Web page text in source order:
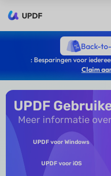
UPDF
Back-
: Besparingen voor
Claim
UPDF
Meer informatie
UPDF voor Windows
UPDF voor iOS